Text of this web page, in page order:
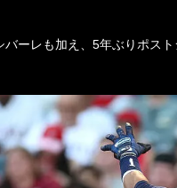
ーレも加え、5年ぶりポスト